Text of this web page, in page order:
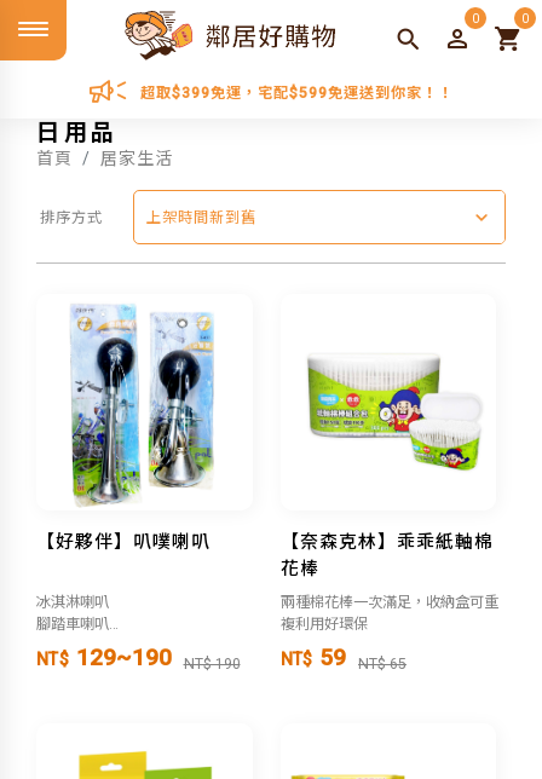
超取$399免運，宅配$599免運送到你家！！
0 0
日用品
首頁 居家生活
排序方式 上架時間新到舊
【好夥伴】叭噗喇叭
冰淇淋喇叭
腳踏車喇叭
警示喇叭
NT$ 129~190 NT$ 190
【奈森克林】乖乖紙軸棉
花棒
兩種棉花棒一次滿足，收納盒可重
複利用好環保
NT$ 59 NT$ 65